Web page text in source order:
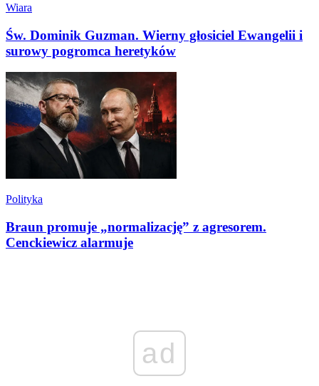
Wiara
Św. Dominik Guzman. Wierny głosiciel Ewangelii i
surowy pogromca heretyków
Polityka
Braun promuje „normalizację” z agresorem.
Cenckiewicz alarmuje
ad